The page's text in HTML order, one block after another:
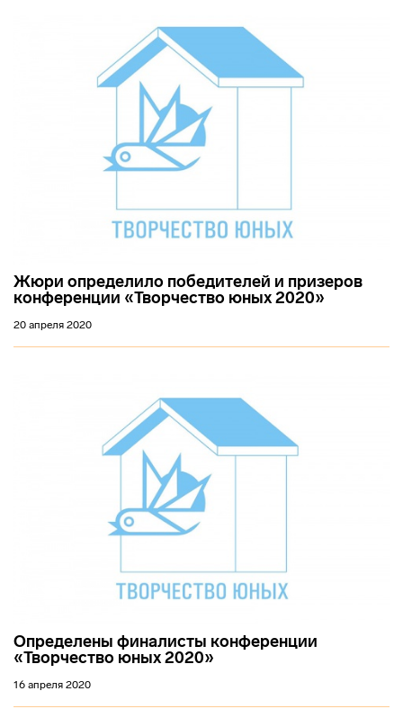
Жюри определило победителей и призеров
конференции «Творчество юных 2020»
20 апреля 2020
Определены финалисты конференции
«Творчество юных 2020»
16 апреля 2020